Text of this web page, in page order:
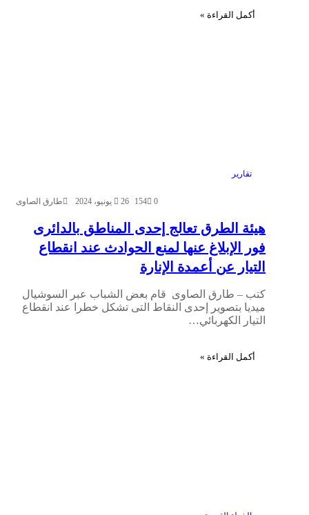
أكمل القراءة »
تقارير
طارق الصاوى 26 يونيو، 2024 0
154
هيئة الطرق تعالج إحدى المناطق بالدائرى
فور الإبلاغ عنها لمنع الحوادث عند انقطاع
التيار عن أعمدة الإنارة
كتب – طارق الصاوى قام بعض الشباب عبر السوشيال
ميديا بتصوير إحدى النقاط التى تشكل خطرا عند انقطاع
التيار الكهربائي…
أكمل القراءة »